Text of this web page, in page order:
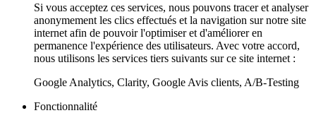
Si vous acceptez ces services, nous pouvons tracer et analyser
anonymement les clics effectués et la navigation sur notre site
internet afin de pouvoir l'optimiser et d'améliorer en
permanence l'expérience des utilisateurs. Avec votre accord,
nous utilisons les services tiers suivants sur ce site internet :
Google Analytics, Clarity, Google Avis clients, A/B-Testing
Fonctionnalité